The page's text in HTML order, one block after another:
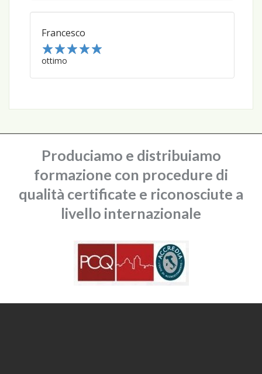
Francesco
3
2
1
ottimo
Produciamo e distribuiamo
formazione con procedure di
qualità certificate e riconosciute a
livello internazionale